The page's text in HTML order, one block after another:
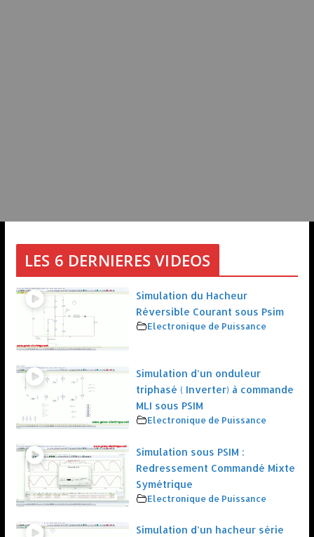
LES 6 DERNIERES VIDEOS
Simulation du Hacheur
Réversible Courant sous Psim
Electronique de Puissance
Simulation d’un onduleur
triphasé ( Inverter) à commande
MLI sous PSIM
Electronique de Puissance
Simulation sous PSIM :
Redressement Commandé Mixte
Symétrique
Electronique de Puissance
Simulation d’un hacheur série